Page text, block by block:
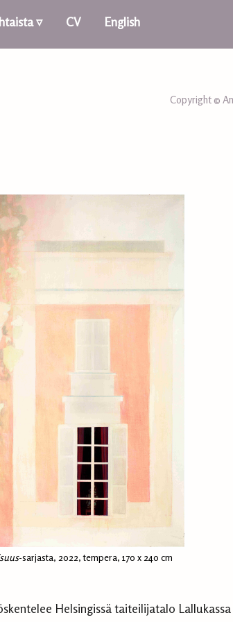
▿ CV English
Copyright ©
-sarjasta, 2022, tempera, 170 x 240 cm
Helsingissä taiteilijatalo Lallukassa